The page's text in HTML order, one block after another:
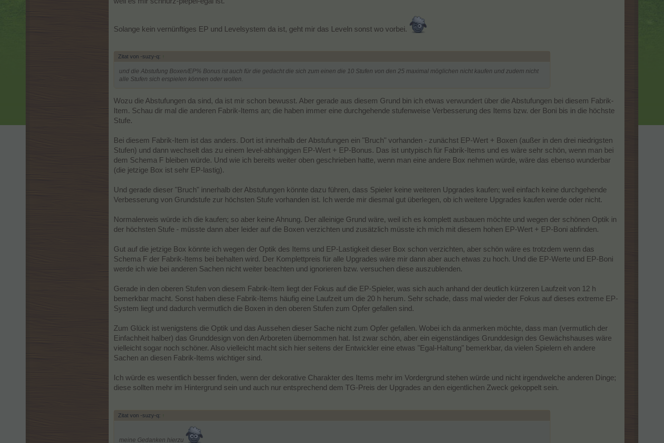
Solange kein vernünftiges EP und Levelsystem da ist, geht mir das Leveln sonst wo vorbei.
Zitat von -suzy-q: ↑
und die Abstufung Boxen/EP% Bonus ist auch für die gedacht die sich zum einen die 10 Stufen von den 25 maximal möglichen nicht kaufen und zudem nicht
alle Stufen sich erspielen können oder wollen.
Wozu die Abstufungen da sind, da ist mir schon bewusst. Aber gerade aus diesem Grund bin ich etwas verwundert über die Abstufungen bei diesem Fabrik-
Item. Schau dir mal die anderen Fabrik-Items an; die haben immer eine durchgehende stufenweise Verbesserung des Items bzw. der Boni bis in die höchste
Stufe.
Bei diesem Fabrik-Item ist das anders. Dort ist innerhalb der Abstufungen ein "Bruch" vorhanden - zunächst EP-Wert + Boxen (außer in den drei niedrigsten
Stufen) und dann wechselt das zu einem level-abhängigen EP-Wert + EP-Bonus. Das ist untypisch für Fabrik-Items und es wäre sehr schön, wenn man bei
dem Schema F bleiben würde. Und wie ich bereits weiter oben geschrieben hatte, wenn man eine andere Box nehmen würde, wäre das ebenso wunderbar
(die jetzige Box ist sehr EP-lastig).
Und gerade dieser "Bruch" innerhalb der Abstufungen könnte dazu führen, dass Spieler keine weiteren Upgrades kaufen; weil einfach keine durchgehende
Verbesserung von Grundstufe zur höchsten Stufe vorhanden ist. Ich werde mir diesmal gut überlegen, ob ich weitere Upgrades kaufen werde oder nicht.
Normalerweis würde ich die kaufen; so aber keine Ahnung. Der alleinige Grund wäre, weil ich es komplett ausbauen möchte und wegen der schönen Optik in
der höchsten Stufe - müsste dann aber leider auf die Boxen verzichten und zusätzlich müsste ich mich mit diesem hohen EP-Wert + EP-Boni abfinden.
Gut auf die jetzige Box könnte ich wegen der Optik des Items und EP-Lastigkeit dieser Box schon verzichten, aber schön wäre es trotzdem wenn das
Schema F der Fabrik-Items bei behalten wird. Der Komplettpreis für alle Upgrades wäre mir dann aber auch etwas zu hoch. Und die EP-Werte und EP-Boni
werde ich wie bei anderen Sachen nicht weiter beachten und ignorieren bzw. versuchen diese auszublenden.
Gerade in den oberen Stufen von diesem Fabrik-Item liegt der Fokus auf die EP-Spieler, was sich auch anhand der deutlich kürzeren Laufzeit von 12 h
bemerkbar macht. Sonst haben diese Fabrik-Items häufig eine Laufzeit um die 20 h herum. Sehr schade, dass mal wieder der Fokus auf dieses extreme EP-
System liegt und dadurch vermutlich die Boxen in den oberen Stufen zum Opfer gefallen sind.
Zum Glück ist wenigstens die Optik und das Aussehen dieser Sache nicht zum Opfer gefallen. Wobei ich da anmerken möchte, dass man (vermutlich der
Einfachheit halber) das Grunddesign von den Arboreten übernommen hat. Ist zwar schön, aber ein eigenständiges Grunddesign des Gewächshauses wäre
vielleicht sogar noch schöner. Also vielleicht macht sich hier seitens der Entwickler eine etwas "Egal-Haltung" bemerkbar, da vielen Spielern eh andere
Sachen an diesen Fabrik-Items wichtiger sind.
Ich würde es wesentlich besser finden, wenn der dekorative Charakter des Items mehr im Vordergrund stehen würde und nicht irgendwelche anderen Dinge;
diese sollten mehr im Hintergrund sein und auch nur entsprechend dem TG-Preis der Upgrades an den eigentlichen Zweck gekoppelt sein.
Zitat von -suzy-q: ↑
meine Gedanken hierzu